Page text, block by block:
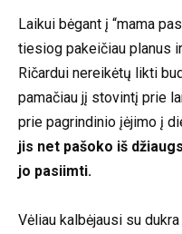
Laikui bėgant į “mama
tiesiog pakeičiau planus
Ričardui nereikėtų likti
pamačiau jį stovintį prie
prie pagrindinio įėjimo į
jis net pašoko iš
jo pasiimti.
Vėliau kalbėjausi su